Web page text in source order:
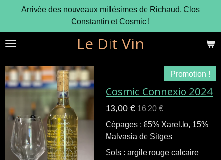
Passer
contenu
principal
Le Dit Vin
Arrivée des nouveaux millésimes de Richaud, Clos
Constantin et Cosmic !
Promotion !
Cosmic Connexio 2024
13,00 € 16,20 €
Cépages : 85% Xarel.lo, 15%
Malvasia de Sitges
Sols : argile rouge calcaire